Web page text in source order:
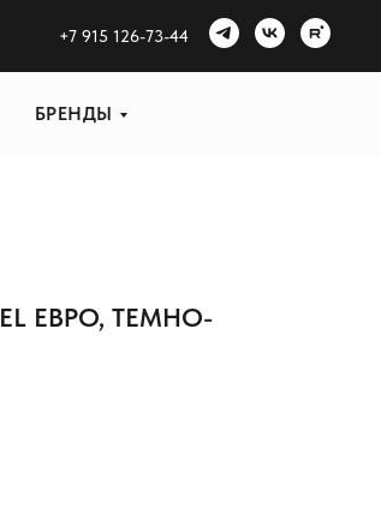
+7 915 126-73-44
БРЕНДЫ
ЕВРО, ТЕМНО-